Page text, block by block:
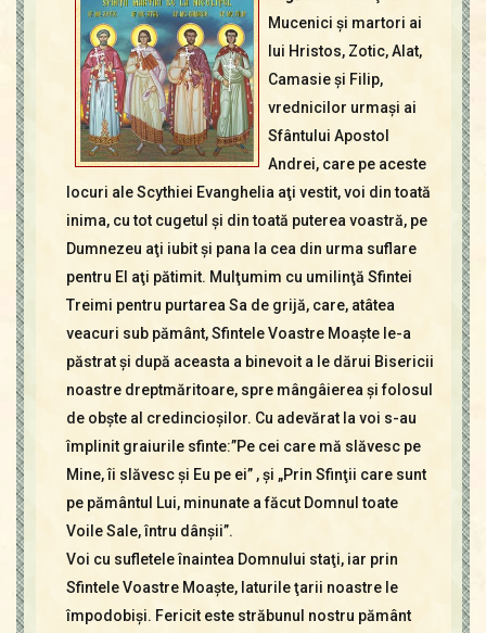
Icoane
Mărgăritare
Calendar
Glosar
Repere
Contact
Mucenici şi martori ai
lui Hristos, Zotic, Alat,
Camasie şi Filip,
vrednicilor urmaşi ai
Sfântului Apostol
Andrei, care pe aceste
locuri ale Scythiei Evanghelia aţi vestit, voi din toată
inima, cu tot cugetul şi din toată puterea voastră, pe
Dumnezeu aţi iubit şi pana la cea din urma suflare
pentru El aţi pătimit. Mulţumim cu umilinţă Sfintei
Treimi pentru purtarea Sa de grijă, care, atâtea
veacuri sub pământ, Sfintele Voastre Moaşte le-a
păstrat şi după aceasta a binevoit a le dărui Bisericii
noastre dreptmăritoare, spre mângâierea şi folosul
de obşte al credincioşilor. Cu adevărat la voi s-au
împlinit graiurile sfinte:”Pe cei care mă slăvesc pe
Mine, îi slăvesc şi Eu pe ei” , şi „Prin Sfinţii care sunt
pe pământul Lui, minunate a făcut Domnul toate
Voile Sale, întru dânşii”.
Voi cu sufletele înaintea Domnului staţi, iar prin
Sfintele Voastre Moaşte, laturile ţarii noastre le
împodobişi. Fericit este străbunul nostru pământ